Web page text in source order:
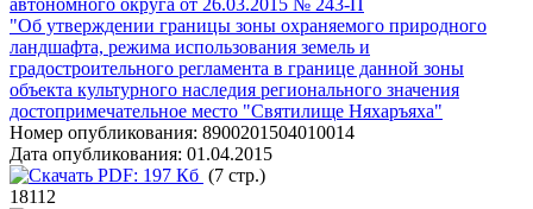
автономного округа от 26.03.2015 № 243-П
"Об утверждении границы зоны охраняемого природного
ландшафта, режима использования земель и
градостроительного регламента в границе данной зоны
объекта культурного наследия регионального значения
достопримечательное место "Святилище Няхаръяха"
Номер опубликования: 8900201504010014
Дата опубликования: 01.04.2015
PDF: 197 Кб (7 стр.)
18112